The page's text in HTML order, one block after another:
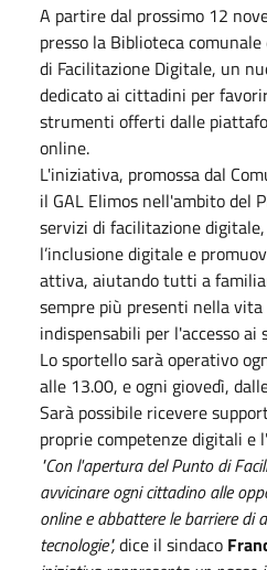
A partire dal prossimo 12
presso la Biblioteca
di Facilitazione Digitale, un
dedicato ai cittadini per
strumenti offerti dalle
online.
L'iniziativa, promossa dal
il GAL Elimos nell'ambito del
servizi di facilitazione
l’inclusione digitale e
attiva, aiutando tutti a
sempre più presenti nella
indispensabili per l'accesso ai
Lo sportello sarà operativo
alle 13.00, e ogni giovedì,
Sarà possibile ricevere
proprie competenze digitali e
"Con l'apertura del Punto di
avvicinare ogni cittadino alle
online e abbattere le barriere di
tecnologie",dice il sindaco